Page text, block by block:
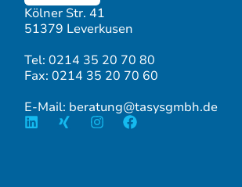
Kölner Str. 41
51379 Leverkusen
Tel: 0214 35 20 70 80
Fax: 0214 35 20 70 60
E-Mail: beratung@tasysgmbh.de